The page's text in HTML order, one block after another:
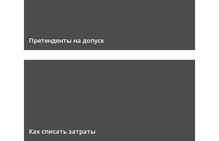
Претенденты на допуск
Как списать затраты